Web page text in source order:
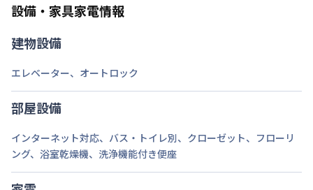
い。期間の変更がある場合は、できるだけお早めにご
設備・家具家電情報
建物設備
エレベーター、 オートロック
部屋設備
インターネット対応、 バス・トイレ別、 クローゼット、 フローリ
ング、 浴室乾燥機、 洗浄機能付き便座